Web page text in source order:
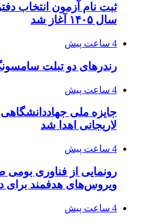
ثبت نام آزمون انتخاب
سال ۱۴۰۵ آغاز شد
4 ساعت پیش
رندرهای دو تبلت
4 ساعت پیش
جایزه ملی جهاددانشگاهی
لاریجانی اهدا شد
4 ساعت پیش
رونمایی از فناوری بومی
ویروس‌های هدفمند
4 ساعت پیش